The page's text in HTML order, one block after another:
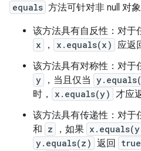
equals 方法可针对非 null 对
该方法具有自反性：对于
x ， x.equals(x) 应返
该方法具有对称性：对于
y ，当且仅当
时， x.equals(y) 才应
该方法具有传递性：对于
和 z ，如果
y.equals(z) 返回 true